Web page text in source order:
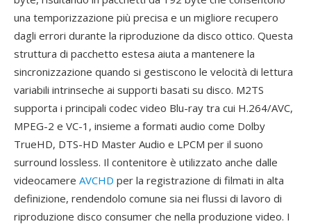
una temporizzazione più precisa e un migliore recupero
dagli errori durante la riproduzione da disco ottico. Questa
struttura di pacchetto estesa aiuta a mantenere la
sincronizzazione quando si gestiscono le velocità di lettura
variabili intrinseche ai supporti basati su disco. M2TS
supporta i principali codec video Blu-ray tra cui H.264/AVC,
MPEG-2 e VC-1, insieme a formati audio come Dolby
TrueHD, DTS-HD Master Audio e LPCM per il suono
surround lossless. Il contenitore è utilizzato anche dalle
videocamere AVCHD per la registrazione di filmati in alta
definizione, rendendolo comune sia nei flussi di lavoro di
riproduzione disco consumer che nella produzione video. I